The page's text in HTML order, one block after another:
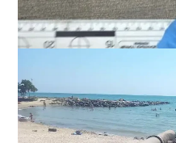
раненые (ОБНОВЛЕНО)
02-08-2026 в 22:15
ВИБОР РЕДАКЦИИ